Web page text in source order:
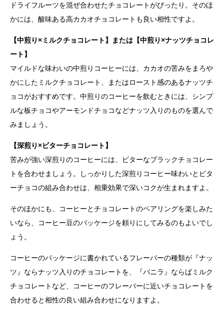
ドライフルーツを混ぜ合わせたチョコレートがぴったり。そのほ
かには、酸味ある高カカオチョコレートも良い相性ですよ。
【中煎り×ミルクチョコレート】または【中煎り×ナッツチョコレ
ート】
マイルドな味わいの中煎りコーヒーには、カカオの苦みをまろや
かにしたミルクチョコレート、またはロースト感のあるナッツチ
ョコがおすすめです。中煎りのコーヒーを飲むときには、シンプ
ルな板チョコやアーモンドチョコなどナッツ入りのものを選んで
みましょう。
【深煎り×ビターチョコレート】
苦みが強い深煎りのコーヒーには、ビターなブラックチョコレー
トを合わせましょう。しっかりした深煎りコーヒー味わいとビタ
ーチョコの組み合わせは、相乗効果で深いコクが生まれますよ。
そのほかにも、コーヒーとチョコレートのペアリングを楽しみた
いなら、コーヒー豆のパッケージを頼りにしてみるのもよいでし
ょう。
コーヒーのパッケージに書かれているフレーバーの種類が『ナッ
ツ』ならナッツ入りのチョコレートを、『バニラ』ならばミルク
チョコレートなど、コーヒーのフレーバーに近いチョコレートを
合わせると相性の良い組み合わせになりますよ。